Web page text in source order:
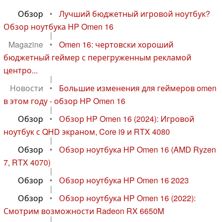
Обзор •
Лучший бюджетный игровой ноутбук?
Обзор ноутбука HP Omen 16
|
Magazine
•
Omen 16: чертовски хороший
бюджетный геймер с перегруженным рекламой
центро...
|
Новости
•
Большие изменения для геймеров omen
в этом году - обзор HP Omen 16
|
Обзор
•
Обзор HP Omen 16 (2024): Игровой
ноутбук с QHD экраном, Core i9 и RTX 4080
|
Обзор
•
Обзор ноутбука HP Omen 16 (AMD Ryzen
7, RTX 4070)
|
Обзор
• Обзор ноутбука HP Omen 16 2023
|
Обзор
•
Обзор ноутбука HP Omen 16 (2022):
Смотрим возможности Radeon RX 6650M
|